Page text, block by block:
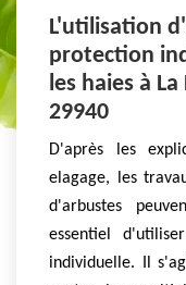
L'utilisation
protection
les haies à
29940
D'après les
elagage, les
d'arbustes
essentiel
individuelle. Il